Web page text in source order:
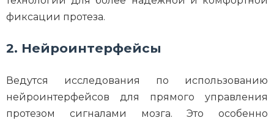
фиксации протеза.
2. Нейроинтерфейсы
Ведутся исследования по использованию
нейроинтерфейсов для прямого управления
протезом сигналами мозга. Это особенно